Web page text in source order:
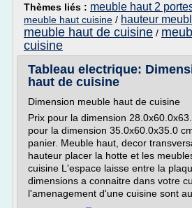
Thèmes liés : meuble haut 2
meuble haut cuisine / hauteur
meuble haut de cuisine /
cuisine
Tableau electrique:
haut de cuisine
Dimension meuble haut de cuisine
Prix pour la dimension
pour la dimension 35.0x60.0x35.0
panier. Meuble haut, decor
hauteur placer la hotte et les
cuisine L'espace laisse entre la
dimensions a connaitre dans votre
l'amenagement d'une cuisine sont